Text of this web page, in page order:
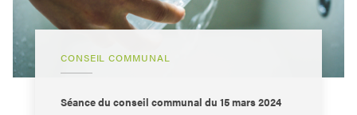
CONSEIL COMMUNAL
Séance du conseil communal du 15 mars 2024